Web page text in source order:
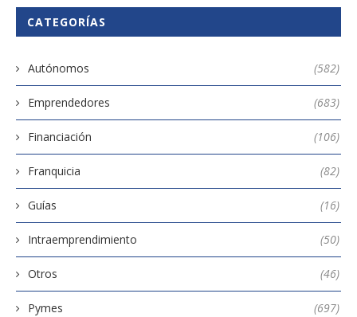
CATEGORÍAS
Autónomos (582)
Emprendedores (683)
Financiación (106)
Franquicia (82)
Guías (16)
Intraemprendimiento (50)
Otros (46)
Pymes (697)